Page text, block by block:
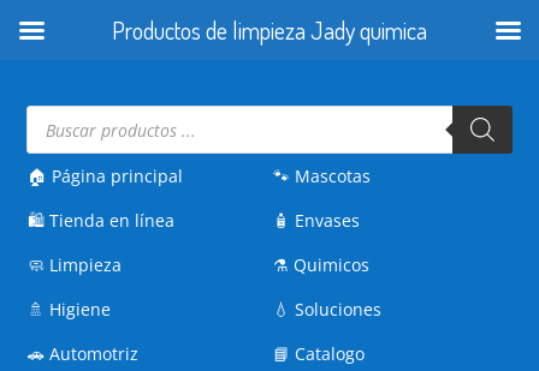
Búsqueda
productos
🏠 Página principal
🛍️Tienda en línea
🧼 Limpieza
🚿 Higiene
🚗Automotriz
🐾 Mascotas
🧴 Envases
⚗️Quimicos
💧Soluciones
📘Catalogo
Productos de limpieza Jady quimica